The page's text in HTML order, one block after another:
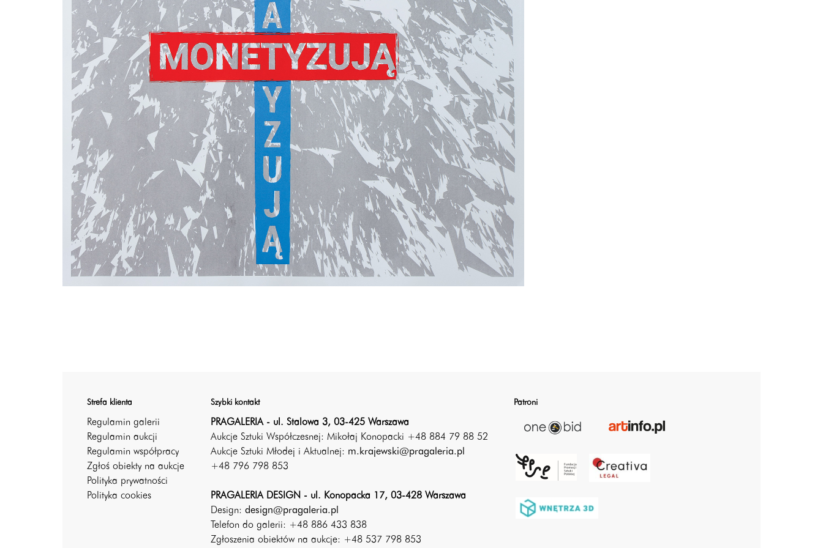
Strefa klienta
Regulamin galerii
Regulamin aukcji
Regulamin współpracy
Zgłoś obiekty na aukcje
Polityka prywatności
Polityka cookies
Szybki kontakt
PRAGALERIA - ul. Stalowa 3, 03-425 Warszawa
Aukcje Sztuki Współczesnej: Mikołaj Konopacki +48 884 79 88 52
Aukcje Sztuki Młodej i Aktualnej: m.krajewski@pragaleria.pl
+48 796 798 853
PRAGALERIA DESIGN - ul. Konopacka 17, 03-428 Warszawa
Design: design@pragaleria.pl
Telefon do galerii: +48 886 433 838
Zgłoszenia obiektów na aukcje: +48 537 798 853
Patroni